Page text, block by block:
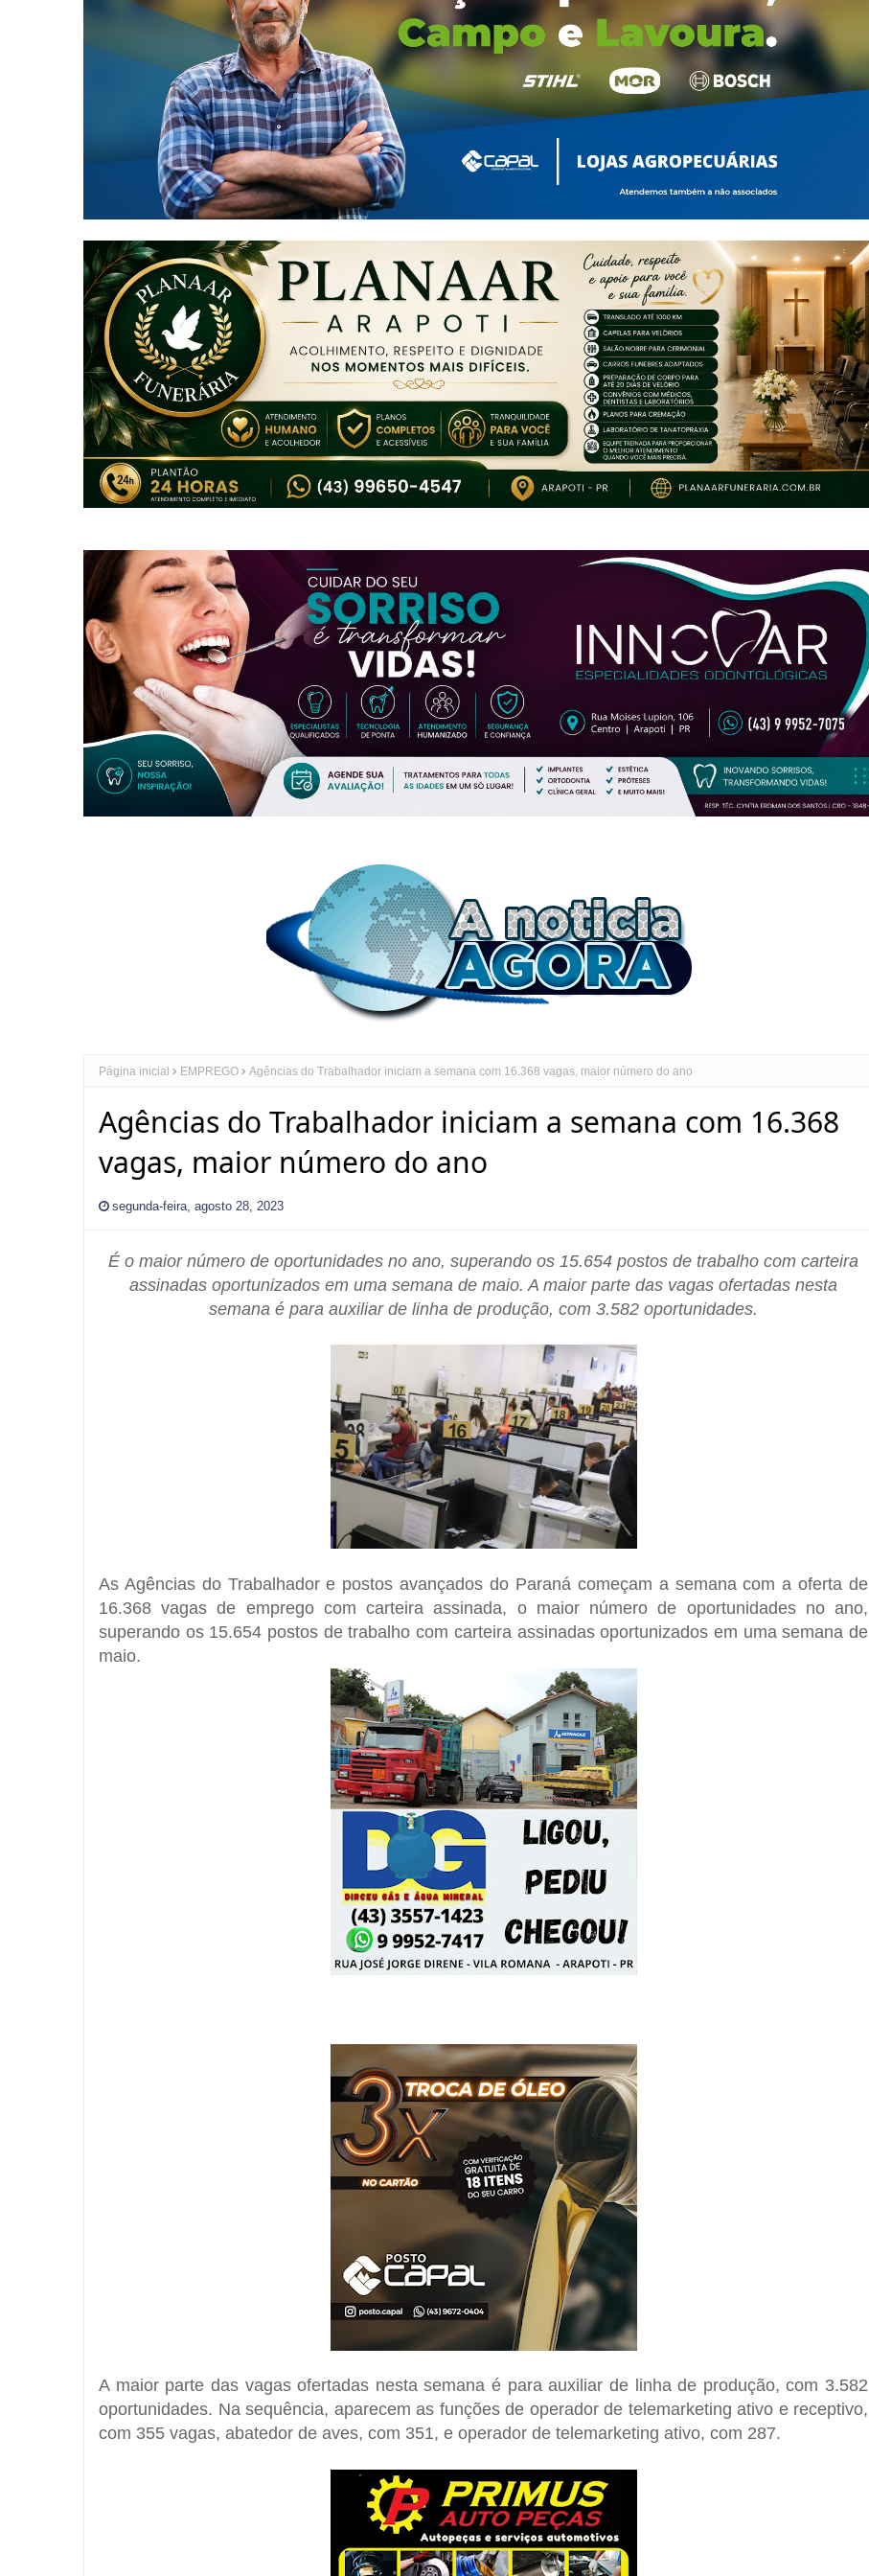
Página inicial EMPREGO Agências do Trabalhador iniciam a semana com 16.368 vagas, maior número do ano
Agências do Trabalhador iniciam a semana com 16.368
vagas, maior número do ano
segunda-feira, agosto 28, 2023
É o maior número de oportunidades no ano, superando os 15.654 postos de trabalho com carteira
assinadas oportunizados em uma semana de maio. A maior parte das vagas ofertadas nesta
semana é para auxiliar de linha de produção, com 3.582 oportunidades.
As Agências do Trabalhador e postos avançados do Paraná começam a semana com a oferta de
16.368 vagas de emprego com carteira assinada, o maior número de oportunidades no ano,
superando os 15.654 postos de trabalho com carteira assinadas oportunizados em uma semana de
maio.
A maior parte das vagas ofertadas nesta semana é para auxiliar de linha de produção, com 3.582
oportunidades. Na sequência, aparecem as funções de operador de telemarketing ativo e receptivo,
com 355 vagas, abatedor de aves, com 351, e operador de telemarketing ativo, com 287.